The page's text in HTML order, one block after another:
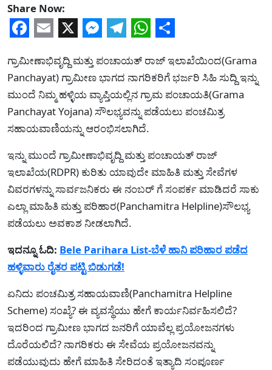
Share Now:
Facebook
Email
X Messenger
Telegram
WhatsApp
Share
ಗ್ರಾಮೀಣಾಭಿವೃದ್ದಿ ಮತ್ತು ಪಂಚಾಯತ್ ರಾಜ್ ಇಲಾಖೆಯಿಂದ(Grama
Panchayat) ಗ್ರಾಮೀಣ ಭಾಗದ ನಾಗರಿಕರಿಗೆ ಭರ್ಜರಿ ಸಿಹಿ ಸುದ್ದಿ ಇನ್ನು
ಮುಂದೆ ನಿಮ್ಮ ಹಳ್ಳಿಯ ವ್ಯಾಪ್ತಿಯಲ್ಲಿನ ಗ್ರಾಮ ಪಂಚಾಯತಿ(Grama
Panchayat Yojana) ಸೌಲಭ್ಯವನ್ನು ಪಡೆಯಲು ಪಂಚಮಿತ್ರ
ಸಹಾಯವಾಣಿಯನ್ನು ಆರಂಭಿಸಲಾಗಿದೆ.
ಇನ್ನು ಮುಂದೆ ಗ್ರಾಮೀಣಾಭಿವೃದ್ದಿ ಮತ್ತು ಪಂಚಾಯತ್ ರಾಜ್
ಇಲಾಖೆಯ(RDPR) ಕುರಿತು ಯಾವುದೇ ಮಾಹಿತಿ ಮತ್ತು ಸೇವೆಗಳ
ವಿವರಗಳನ್ನು ಸಾರ್ವಜನಿಕರು ಈ ನಂಬರ್ ಗೆ ಸಂಪರ್ಕ ಮಾಡಿದರೆ ಸಾಕು
ಎಲ್ಲಾ ಮಾಹಿತಿ ಮತ್ತು ಪರಿಹಾರ(Panchamitra Helpline)ಸೌಲಭ್ಯ
ಪಡೆಯಲು ಅವಕಾಶ ನೀಡಲಾಗಿದೆ.
ಇದನ್ನೂ ಓದಿ: Bele Parihara List-ಬೆಳೆ ಹಾನಿ ಪರಿಹಾರ ಪಡೆದ
ಹಳ್ಳಿವಾರು ರೈತರ ಪಟ್ಟಿ ಬಿಡುಗಡೆ!
ಏನಿದು ಪಂಚಮಿತ್ರ ಸಹಾಯವಾಣಿ(Panchamitra Helpline
Scheme) ಸಂಖ್ಯೆ? ಈ ವ್ಯವಸ್ಥೆಯು ಹೇಗೆ ಕಾರ್ಯನಿರ್ವಹಿಸಲಿದೆ?
ಇದರಿಂದ ಗ್ರಾಮೀಣ ಭಾಗದ ಜನರಿಗೆ ಯಾವೆಲ್ಲ ಪ್ರಯೋಜನಗಳು
ದೊರೆಯಲಿದೆ? ನಾಗರಿಕರು ಈ ಸೇವೆಯ ಪ್ರಯೋಜನವನ್ನು
ಪಡೆಯುವುದು ಹೇಗೆ ಮಾಹಿತಿ ಸೇರಿದಂತೆ ಇತ್ಯಾದಿ ಸಂಪೂರ್ಣ